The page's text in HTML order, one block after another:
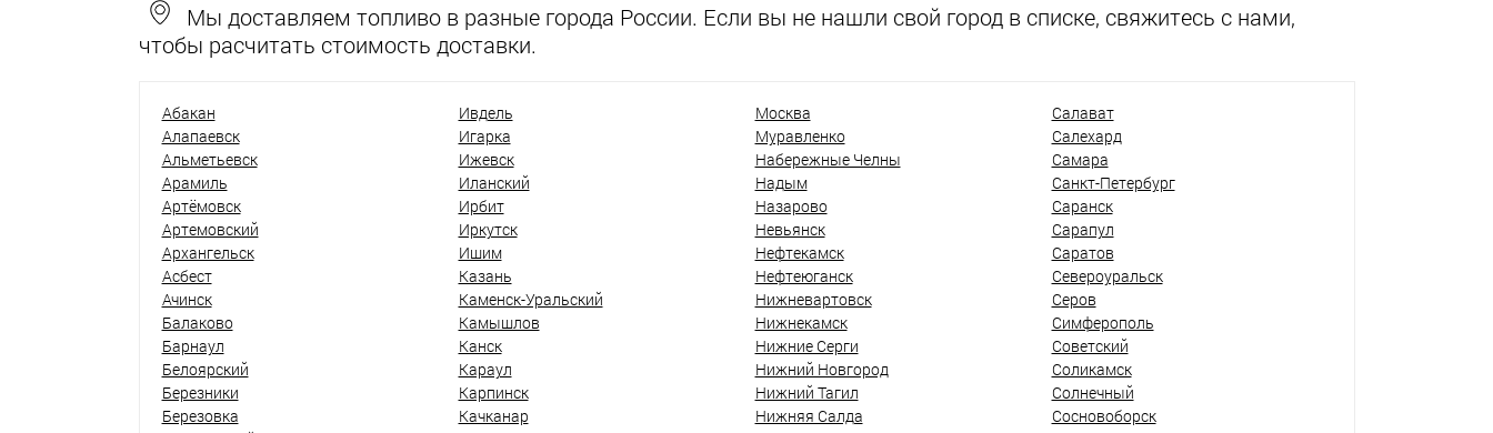
Мы доставляем топливо в разные города России. Если вы не нашли свой город в списке, свяжитесь с нами,
чтобы расчитать стоимость доставки.
Абакан
Алапаевск
Альметьевск
Арамиль
Артёмовск
Артемовский
Архангельск
Асбест
Ачинск
Балаково
Барнаул
Белоярский
Березники
Березовка
Ивдель
Игарка
Ижевск
Иланский
Ирбит
Иркутск
Ишим
Казань
Каменск-Уральский
Камышлов
Канск
Караул
Карпинск
Качканар
Москва
Муравленко
Набережные Челны
Надым
Назарово
Невьянск
Нефтекамск
Нефтеюганск
Нижневартовск
Нижнекамск
Нижние Серги
Нижний Новгород
Нижний Тагил
Нижняя Салда
Салават
Салехард
Самара
Санкт-Петербург
Саранск
Сарапул
Саратов
Североуральск
Серов
Симферополь
Советский
Соликамск
Солнечный
Сосновоборск